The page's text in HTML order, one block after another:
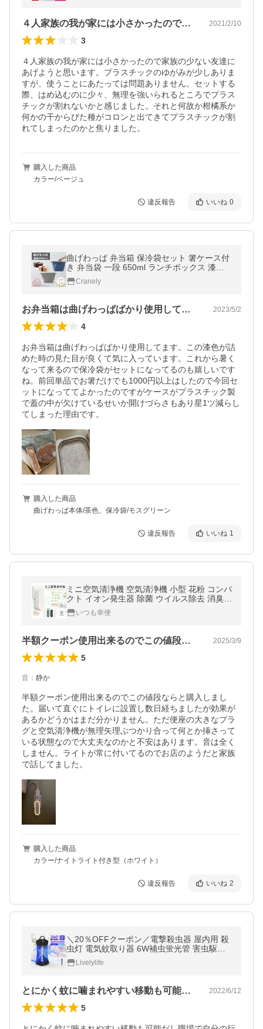
４人家族の我が家には小さかったので家族… 2021/2/10
3
４人家族の我が家には小さかったので家族の少ない友達に
あげようと思います。プラスチックのゆがみが少しありま
すが、使うことにあたっては問題ありません。セットする
際、はめ込むのに少々、無理を強いられるところでプラス
チックが割れないかと感じました。それと何故か柑橘系か
何かの干からびた種がコロンと出てきてプラスチックが割
れてしまったのかと焦りました。
購入した商品
カラー/ベージュ
違反報告 いいね 0
曲げわっぱ 弁当箱 保冷袋セット 箸ケース付
き 弁当袋 一段 650ml ランチボックス 漆塗
り 白木 女性 男性 おしゃれ カトラリー ラン
チバッグ
Cranely
お弁当箱は曲げわっぱばかり使用してます… 2023/5/2
4
お弁当箱は曲げわっぱばかり使用してます。この漆色が詰
めた時の見た目が良くて気に入っています。これから暑く
なって来るので保冷袋がセットになってるのも嬉しいです
ね。前回単品でお箸だけでも1000円以上はしたので今回セ
ットになっててよかったのですがケースがプラスチック製
で蓋の中が欠けているせいか開けづらさもあり星1ツ減らし
てしまった理由です。
購入した商品
曲げわっぱ本体/茶色、保冷袋/モスグリーン
違反報告 いいね 1
ミニ空気清浄機 空気清浄機 小型 花粉 コンパ
クト イオン発生器 除菌 ウイルス除去 消臭
脱臭 省エネ 静音リビング ナイトライト 1年
保証いつも幸便
半額クーポン使用出来るのでこの値段なら… 2025/3/9
5
音 ： 静か
半額クーポン使用出来るのでこの値段ならと購入しまし
た。届いて直ぐにトイレに設置し数日経ちましたが効果が
あるかどうかはまだ分かりません。ただ便座の大きなプラ
グと空気清浄機が無理矢理ぶつかり合って何とか挿さって
いる状態なので大丈夫なのかと不安はあります。音は全く
しません。ライトが常に付いてるのでお店のようだと家族
で話してました。
購入した商品
カラー/ナイトライト付き型（ホワイト）
違反報告 いいね 2
＼20％OFFクーポン／電撃殺虫器 屋内用 殺
虫灯 電気蚊取り器 6W補虫蛍光管 害虫駆除
UV光源誘引式捕虫器 電撃殺虫灯 殺虫ライト
蚊駆除 虫取機 省エネ お部屋
Livelylife
とにかく蚊に噛まれやすい移動も可能だし… 2022/6/12
5